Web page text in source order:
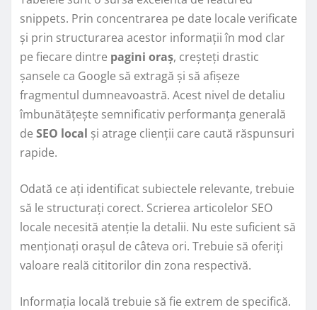
snippets. Prin concentrarea pe date locale verificate
și prin structurarea acestor informații în mod clar
pe fiecare dintre pagini oraș, creșteți drastic
șansele ca Google să extragă și să afișeze
fragmentul dumneavoastră. Acest nivel de detaliu
îmbunătățește semnificativ performanța generală
de SEO local și atrage clienții care caută răspunsuri
rapide.
Odată ce ați identificat subiectele relevante, trebuie
să le structurați corect. Scrierea articolelor SEO
locale necesită atenție la detalii. Nu este suficient să
menționați orașul de câteva ori. Trebuie să oferiți
valoare reală cititorilor din zona respectivă.
Informația locală trebuie să fie extrem de specifică.